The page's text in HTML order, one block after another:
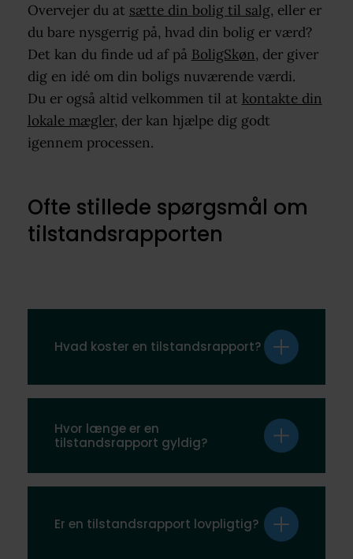
Overvejer du at sætte din bolig til salg, eller er
du bare nysgerrig på, hvad din bolig er værd?
Det kan du finde ud af på BoligSkøn, der giver
dig en idé om din boligs nuværende værdi.
Du er også altid velkommen til at kontakte din
lokale mægler, der kan hjælpe dig godt
igennem processen.
Ofte stillede spørgsmål om
tilstandsrapporten
Hvad koster en tilstandsrapport?
Prisen afhænger af boligens størrelse og alder,
men ligger typisk mellem 4.000 og 10.000 kr.
Hvor længe er en
tilstandsrapport gyldig?
En tilstandsrapport er gyldig i 6 måneder fra
udarbejdelsesdatoen. Den skal fornyes, hvis
boligen ikke er solgt.
Er en tilstandsrapport lovpligtig?